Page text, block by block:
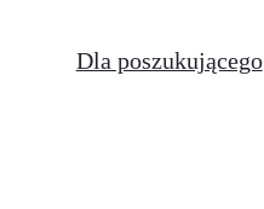
Dla poszukującego